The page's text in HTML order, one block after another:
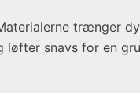
trænger
løfter snavs for en